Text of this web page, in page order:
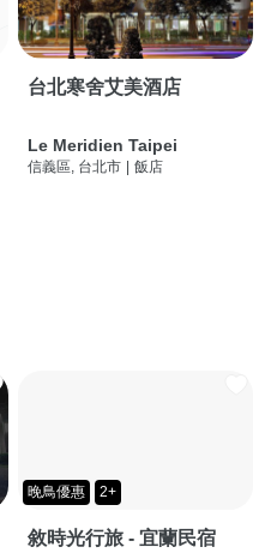
台北寒舍艾美酒店
Le Meridien Taipei
信義區, 台北市 | 飯店
晚鳥優惠 2+
敘時光行旅 - 宜蘭民宿